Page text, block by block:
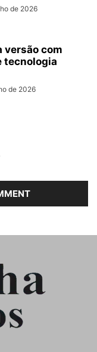
de 2026
versão com
tecnologia
de 2026